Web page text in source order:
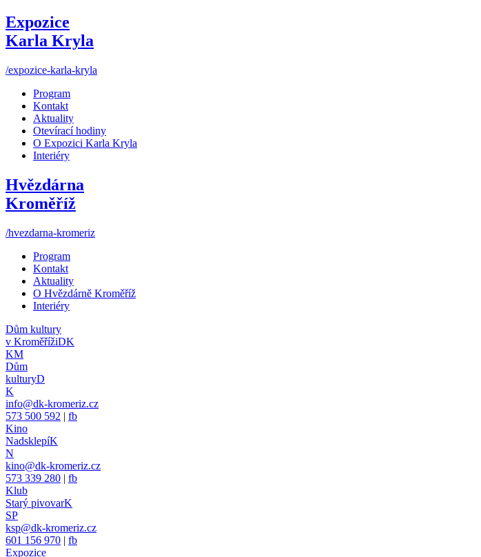
Expozice
Karla Kryla
/expozice-karla-kryla
Program
Kontakt
Aktuality
Otevírací hodiny
O Expozici Karla Kryla
Interiéry
Hvězdárna
Kroměříž
/hvezdarna-kromeriz
Program
Kontakt
Aktuality
O Hvězdárně Kroměříž
Interiéry
Dům kultury
v KroměřížiDK
KM
Dům
kulturyD
K
info@dk-kromeriz.cz
573 500 592 | fb
Kino
NadsklepíK
N
kino@dk-kromeriz.cz
573 339 280 | fb
Klub
Starý pivovarK
SP
ksp@dk-kromeriz.cz
601 156 970 | fb
Expozice